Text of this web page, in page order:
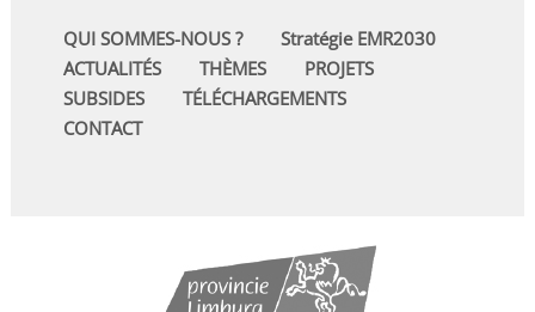
QUI SOMMES-NOUS ?
Stratégie EMR2030
ACTUALITÉS
THÈMES
PROJETS
SUBSIDES
TÉLÉCHARGEMENTS
CONTACT